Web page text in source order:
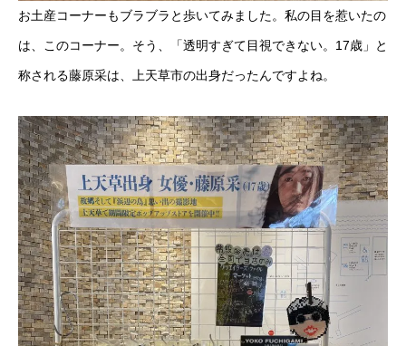
お土産コーナーもブラブラと歩いてみました。私の目を惹いたの
は、このコーナー。そう、「透明すぎて目視できない。17歳」と
称される藤原采は、上天草市の出身だったんですよね。